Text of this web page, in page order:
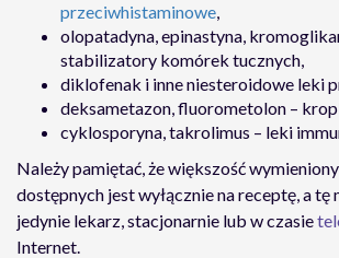
przeciwhistaminowe,
olopatadyna, epinastyna,
stabilizatory komórek tucznych,
diklofenak i inne niesteroidowe leki
deksametazon, fluorometolon –
cyklosporyna, takrolimus – leki
Należy pamiętać, że większość
dostępnych jest wyłącznie na receptę, a tę
jedynie lekarz, stacjonarnie lub w czasie
Internet.